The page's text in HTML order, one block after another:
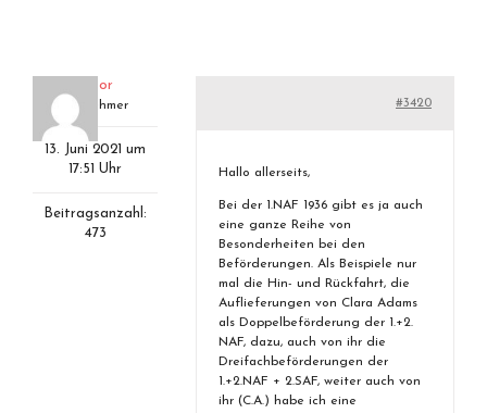
aviator
Teilnehmer
13. Juni 2021 um
17:51 Uhr
Beitragsanzahl:
473
#3420
Hallo allerseits,
Bei der 1.NAF 1936 gibt es ja auch
eine ganze Reihe von
Besonderheiten bei den
Beförderungen. Als Beispiele nur
mal die Hin- und Rückfahrt, die
Auflieferungen von Clara Adams
als Doppelbeförderung der 1.+2.
NAF, dazu, auch von ihr die
Dreifachbeförderungen der
1.+2.NAF + 2.SAF, weiter auch von
ihr (C.A.) habe ich eine